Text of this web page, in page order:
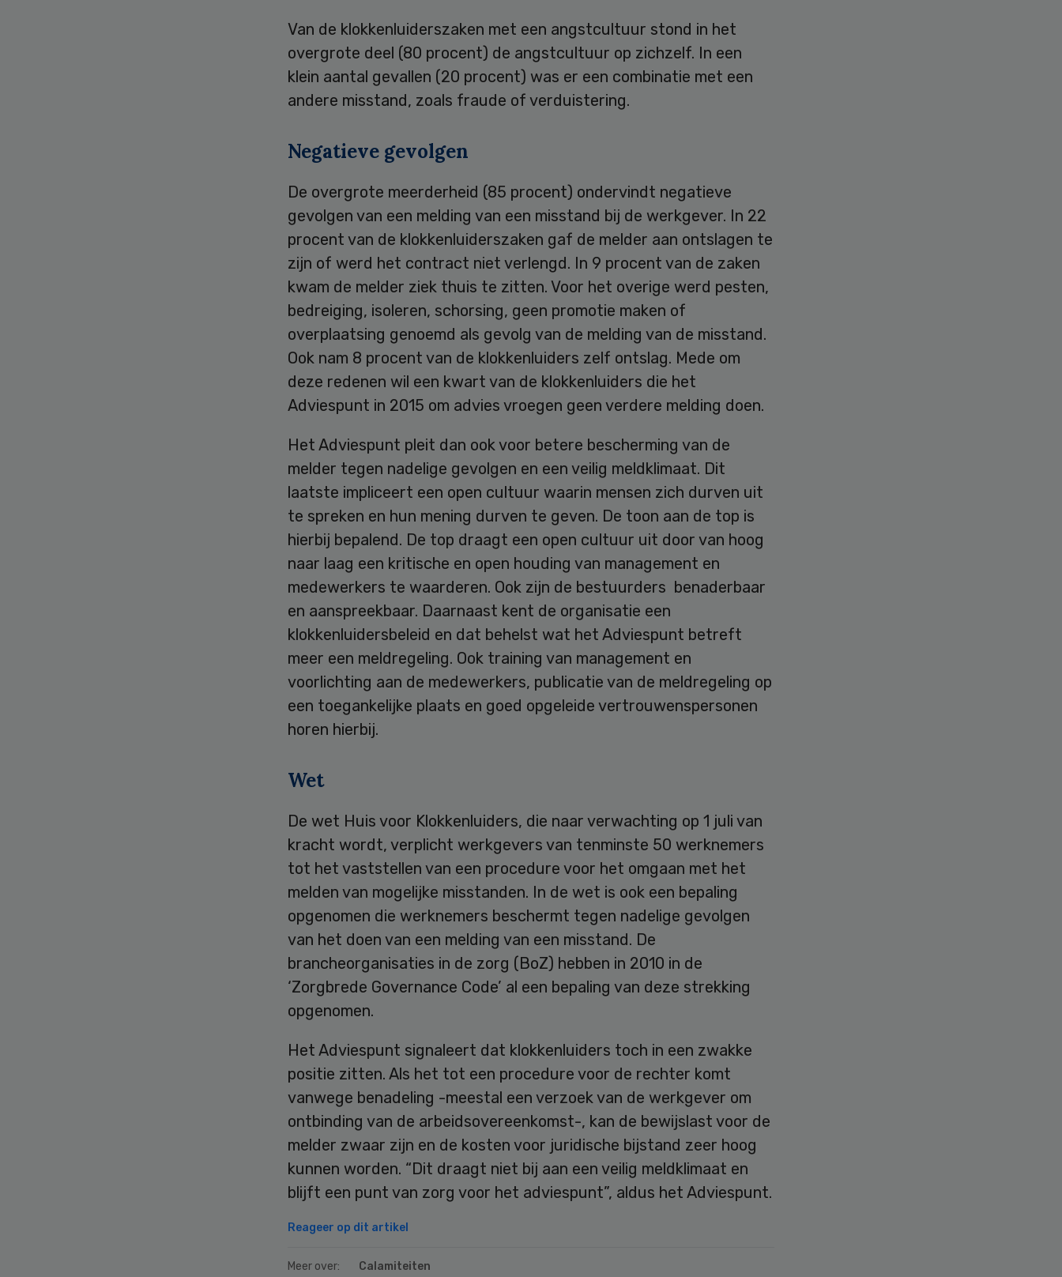
Van de klokkenluiderszaken met een angstcultuur stond in het
overgrote deel (80 procent) de angstcultuur op zichzelf. In een
klein aantal gevallen (20 procent) was er een combinatie met een
andere misstand, zoals fraude of verduistering.
Negatieve gevolgen
De overgrote meerderheid (85 procent) ondervindt negatieve
gevolgen van een melding van een misstand bij de werkgever. In 22
procent van de klokkenluiderszaken gaf de melder aan ontslagen te
zijn of werd het contract niet verlengd. In 9 procent van de zaken
kwam de melder ziek thuis te zitten. Voor het overige werd pesten,
bedreiging, isoleren, schorsing, geen promotie maken of
overplaatsing genoemd als gevolg van de melding van de misstand.
Ook nam 8 procent van de klokkenluiders zelf ontslag. Mede om
deze redenen wil een kwart van de klokkenluiders die het
Adviespunt in 2015 om advies vroegen geen verdere melding doen.
Het Adviespunt pleit dan ook voor betere bescherming van de
melder tegen nadelige gevolgen en een veilig meldklimaat. Dit
laatste impliceert een open cultuur waarin mensen zich durven uit
te spreken en hun mening durven te geven. De toon aan de top is
hierbij bepalend. De top draagt een open cultuur uit door van hoog
naar laag een kritische en open houding van management en
medewerkers te waarderen. Ook zijn de bestuurders benaderbaar
en aanspreekbaar. Daarnaast kent de organisatie een
klokkenluidersbeleid en dat behelst wat het Adviespunt betreft
meer een meldregeling. Ook training van management en
voorlichting aan de medewerkers, publicatie van de meldregeling op
een toegankelijke plaats en goed opgeleide vertrouwenspersonen
horen hierbij.
Wet
De wet Huis voor Klokkenluiders, die naar verwachting op 1 juli van
kracht wordt, verplicht werkgevers van tenminste 50 werknemers
tot het vaststellen van een procedure voor het omgaan met het
melden van mogelijke misstanden. In de wet is ook een bepaling
opgenomen die werknemers beschermt tegen nadelige gevolgen
van het doen van een melding van een misstand. De
brancheorganisaties in de zorg (BoZ) hebben in 2010 in de
‘Zorgbrede Governance Code’ al een bepaling van deze strekking
opgenomen.
Het Adviespunt signaleert dat klokkenluiders toch in een zwakke
positie zitten. Als het tot een procedure voor de rechter komt
vanwege benadeling -meestal een verzoek van de werkgever om
ontbinding van de arbeidsovereenkomst-, kan de bewijslast voor de
melder zwaar zijn en de kosten voor juridische bijstand zeer hoog
kunnen worden. “Dit draagt niet bij aan een veilig meldklimaat en
blijft een punt van zorg voor het adviespunt”, aldus het Adviespunt.
Reageer op dit artikel
Meer over: Calamiteiten